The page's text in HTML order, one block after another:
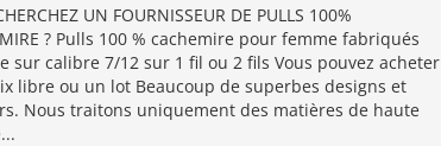
UN FOURNISSEUR DE PULLS 100%
? Pulls 100 % cachemire pour femme fabriqués
sur calibre 7/12 sur 1 fil ou 2 fils Vous pouvez acheter
libre ou un lot Beaucoup de superbes designs et
Nous traitons uniquement des matières de haute